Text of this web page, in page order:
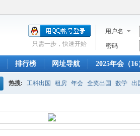
用户名
密码
只需一步，快速开始
排行榜 网址导航 2025年会（16
热搜: 工科出国 租房 年会 全奖出国 数学 出